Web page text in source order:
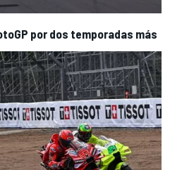
por dos temporadas más